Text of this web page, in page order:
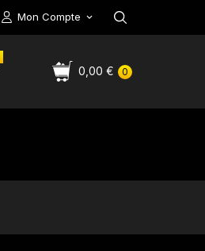
Mon Compte
0
0,00 €